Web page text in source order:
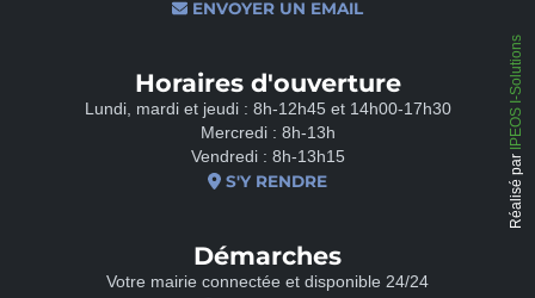
ENVOYER UN EMAIL
Horaires d'ouverture
Lundi, mardi et jeudi : 8h-12h45 et 14h00-17h30
Mercredi : 8h-13h
Vendredi : 8h-13h15
S'Y RENDRE
Démarches
Votre mairie connectée et disponible 24/24
Réalisé par
IPEOS I-Solutions